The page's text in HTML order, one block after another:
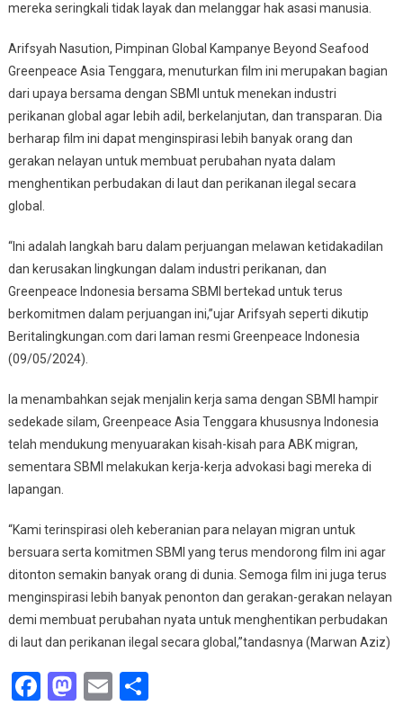
mereka seringkali tidak layak dan melanggar hak asasi manusia.
Arifsyah Nasution, Pimpinan Global Kampanye Beyond Seafood
Greenpeace Asia Tenggara, menuturkan film ini merupakan bagian
dari upaya bersama dengan SBMI untuk menekan industri
perikanan global agar lebih adil, berkelanjutan, dan transparan. Dia
berharap film ini dapat menginspirasi lebih banyak orang dan
gerakan nelayan untuk membuat perubahan nyata dalam
menghentikan perbudakan di laut dan perikanan ilegal secara
global.
“Ini adalah langkah baru dalam perjuangan melawan ketidakadilan
dan kerusakan lingkungan dalam industri perikanan, dan
Greenpeace Indonesia bersama SBMI bertekad untuk terus
berkomitmen dalam perjuangan ini,”ujar Arifsyah seperti dikutip
Beritalingkungan.com dari laman resmi Greenpeace Indonesia
(09/05/2024).
Ia menambahkan sejak menjalin kerja sama dengan SBMI hampir
sedekade silam, Greenpeace Asia Tenggara khususnya Indonesia
telah mendukung menyuarakan kisah-kisah para ABK migran,
sementara SBMI melakukan kerja-kerja advokasi bagi mereka di
lapangan.
“Kami terinspirasi oleh keberanian para nelayan migran untuk
bersuara serta komitmen SBMI yang terus mendorong film ini agar
ditonton semakin banyak orang di dunia. Semoga film ini juga terus
menginspirasi lebih banyak penonton dan gerakan-gerakan nelayan
demi membuat perubahan nyata untuk menghentikan perbudakan
di laut dan perikanan ilegal secara global,”tandasnya (Marwan Aziz)
Facebook
Mastodon
EmailShare